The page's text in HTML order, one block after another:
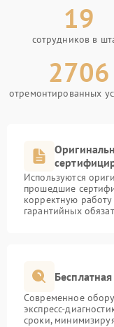
19
сотрудников в
2706
отремонтированных
Используются
прошедшие
корректную
гарантийных
Современное
экспресс-
сроки,